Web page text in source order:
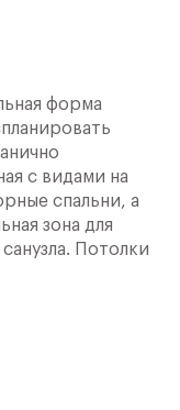
форма
с видами на
спальни, а
зона для
Потолки
окна
видами.
мечты и